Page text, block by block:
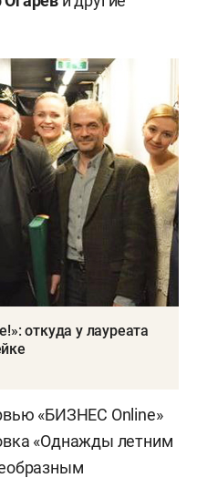
откуда у лауреата
«БИЗНЕС Online»
«Однажды летним